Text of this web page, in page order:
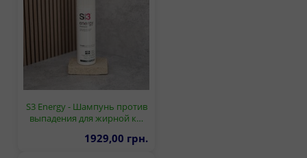
S3 Energy - Шампунь против
выпадения для жирной к…
1929,00 грн.